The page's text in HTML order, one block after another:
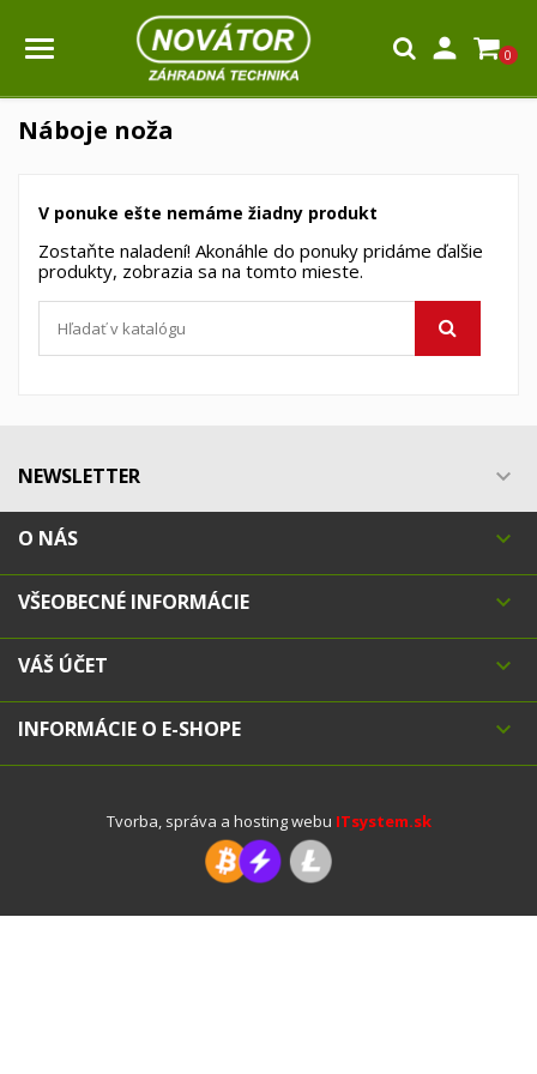
 0
Náboje noža
V ponuke ešte nemáme žiadny produkt
Zostaňte naladení! Akonáhle do ponuky pridáme ďalšie
produkty, zobrazia sa na tomto mieste.
NEWSLETTER 
O NÁS 
VŠEOBECNÉ INFORMÁCIE 
VÁŠ ÚČET 
INFORMÁCIE O E-SHOPE 
Tvorba, správa a hosting webu ITsystem.sk